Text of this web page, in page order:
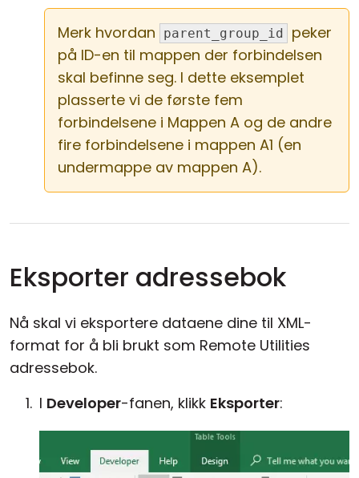
Merk hvordan parent_group_id
peker
på ID-en til mappen der forbindelsen
skal befinne seg. I dette eksemplet
plasserte vi de første fem
forbindelsene i Mappen A og de andre
fire forbindelsene i mappen A1 (en
undermappe av mappen A).
Eksporter adressebok
Nå skal vi eksportere dataene dine til XML-
format for å bli brukt som Remote Utilities
adressebok.
I Developer-fanen, klikk Eksporter: